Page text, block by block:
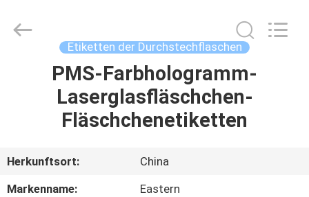
PRODUKTE
ÜBER
UNS
Etiketten der Durchstechflaschen
PMS-Farbhologramm-
Laserglasfläschchen-
Fläschchenetiketten
Herkunftsort:
China
Markenname:
Eastern